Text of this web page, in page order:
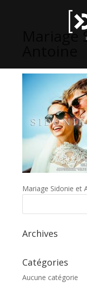
Mariage Sidonie et
Archives
Catégories
Aucune catégorie